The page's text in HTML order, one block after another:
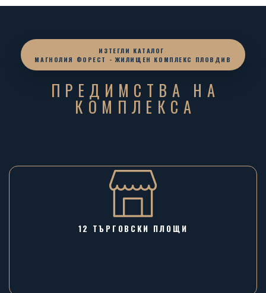
ИЗТЕГЛИ КАТАЛОГ
МАГНОЛИЯ ФОРЕСТ - ЖИЛИЩЕН КОМПЛЕКС ПЛОВДИВ
ПРЕДИМСТВА НА
КОМПЛЕКСА
12 ТЪРГОВСКИ ПЛОЩИ